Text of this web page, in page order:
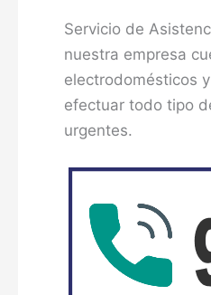
Servicio de
nuestra empresa
electrodomésticos
efectuar todo tipo
urgentes.